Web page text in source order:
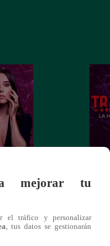
mejorar tu
el tráfico y personalizar
, tus datos se gestionarán